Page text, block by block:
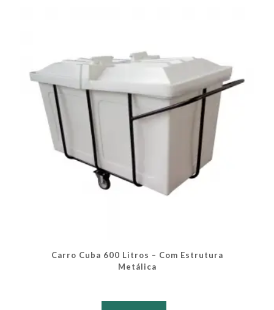
Carro Cuba 600 Litros – Com Estrutura
Metálica